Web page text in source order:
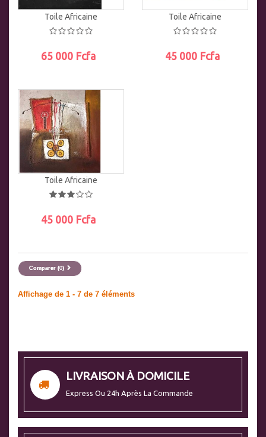
Toile Africaine
65 000 Fcfa
AJOUTER AU PANIER
Toile Africaine
45 000 Fcfa
Toile Africaine
45 000 Fcfa
AJOUTER AU PANIER
Comparer (0)
Affichage de 1 - 7 de 7 éléments
LIVRAISON À DOMICILE
Express Ou 24h Après La Commande